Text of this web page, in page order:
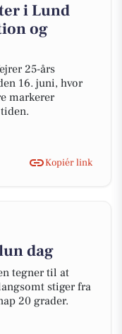
i Lund
og
25-års
16. juni, hvor
markerer
Kopiér link
dag
tegner til at
stiger fra
20 grader.